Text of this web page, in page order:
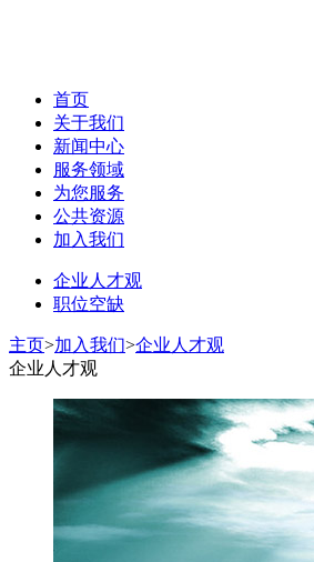
首页
关于我们
新闻中心
服务领域
为您服务
公共资源
加入我们
企业人才观
职位空缺
主页>加入我们>企业人才观
企业人才观